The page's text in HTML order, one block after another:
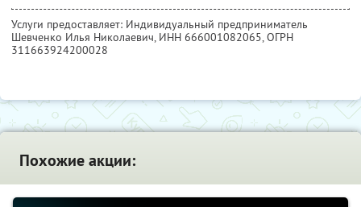
Услуги предоставляет: Индивидуальный предприниматель
Шевченко Илья Николаевич, ИНН 666001082065, ОГРН
311663924200028
Похожие акции: